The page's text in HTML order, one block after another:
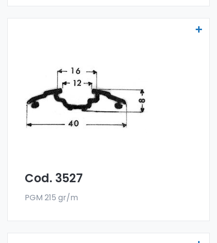
Cod. 3527
PGM 215 gr/m
Las molduras para vehículos se fabrican
con la especial aleación 6060 y se venden
en el formato en barra. El pedido mínimo es
de 300 kg.